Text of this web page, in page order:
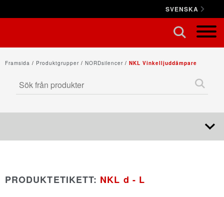
SVENSKA
STÄNG X
Framsida / Produktgrupper / NORDsilencer / NKL Vinkelljuddämpare
PRODUKTETIKETT: NKL d - L